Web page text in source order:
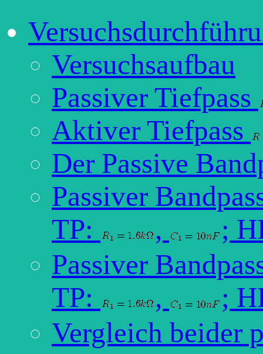
Versuchsaufbau
Passiver Tiefpass
Aktiver Tiefpass
Der Passive
Passiver
TP:
,
;
Passiver
TP:
,
;
Vergleich beider